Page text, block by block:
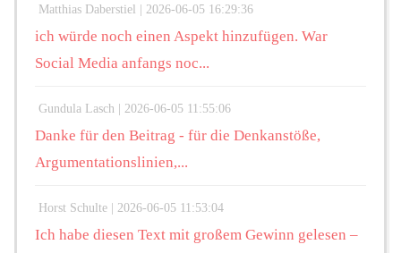
Matthias Daberstiel | 2026-06-05 16:29:36
ich würde noch einen Aspekt hinzufügen. War
Social Media anfangs noc...
Gundula Lasch | 2026-06-05 11:55:06
Danke für den Beitrag - für die Denkanstöße,
Argumentationslinien,...
Horst Schulte | 2026-06-05 11:53:04
Ich habe diesen Text mit großem Gewinn gelesen –